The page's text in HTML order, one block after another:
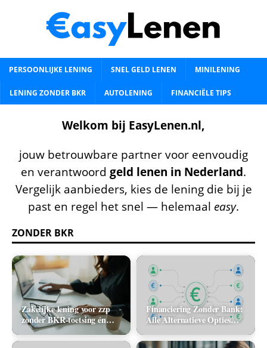
PERSOONLIJKE LENING SNEL GELD LENEN MINILENING
LENING ZONDER BKR AUTOLENING FINANCIËLE TIPS
Welkom bij EasyLenen.nl,
jouw betrouwbare partner voor eenvoudig
en verantwoord geld lenen in Nederland.
Vergelijk aanbieders, kies de lening die bij je
past en regel het snel — helemaal easy.
ZONDER BKR
Zakelijke lening voor zzp
zonder BKR-toetsing én
zonder jaarcijfers: kan het
in 2026?
Financiering Zonder Bank:
Alle Alternatieve Opties